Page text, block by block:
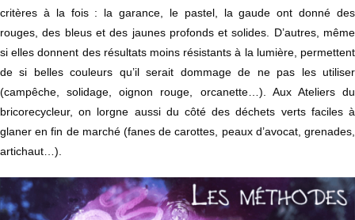
critères à la fois : la garance, le pastel, la gaude ont donné des
rouges, des bleus et des jaunes profonds et solides. D’autres, même
si elles donnent des résultats moins résistants à la lumière, permettent
de si belles couleurs qu’il serait dommage de ne pas les utiliser
(campêche, solidage, oignon rouge, orcanette…). Aux Ateliers du
bricorecycleur, on lorgne aussi du côté des déchets verts faciles à
glaner en fin de marché (fanes de carottes, peaux d’avocat, grenades,
artichaut…).